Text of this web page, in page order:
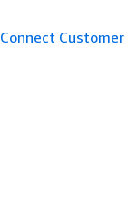
Connect